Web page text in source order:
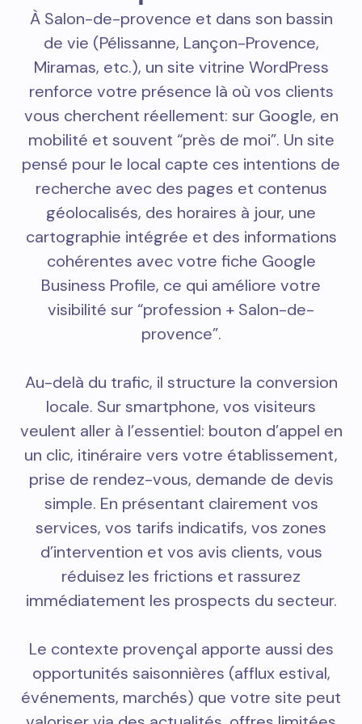
À Salon-de-provence et dans son bassin
de vie (Pélissanne, Lançon-Provence,
Miramas, etc.), un site vitrine WordPress
renforce votre présence là où vos clients
vous cherchent réellement: sur Google, en
mobilité et souvent “près de moi”. Un site
pensé pour le local capte ces intentions de
recherche avec des pages et contenus
géolocalisés, des horaires à jour, une
cartographie intégrée et des informations
cohérentes avec votre fiche Google
Business Profile, ce qui améliore votre
visibilité sur “profession + Salon-de-
provence”.
Au-delà du trafic, il structure la conversion
locale. Sur smartphone, vos visiteurs
veulent aller à l’essentiel: bouton d’appel en
un clic, itinéraire vers votre établissement,
prise de rendez-vous, demande de devis
simple. En présentant clairement vos
services, vos tarifs indicatifs, vos zones
d’intervention et vos avis clients, vous
réduisez les frictions et rassurez
immédiatement les prospects du secteur.
Le contexte provençal apporte aussi des
opportunités saisonnières (afflux estival,
événements, marchés) que votre site peut